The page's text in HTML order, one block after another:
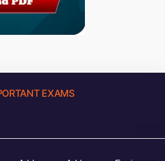
EXAMS